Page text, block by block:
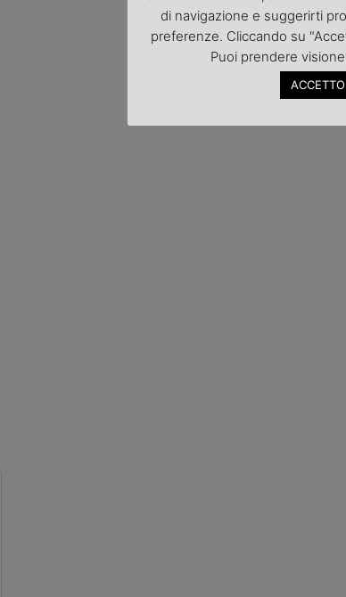
di navigazione e suggerirti
preferenze. Cliccando su
Puoi prendere
ACCETTO